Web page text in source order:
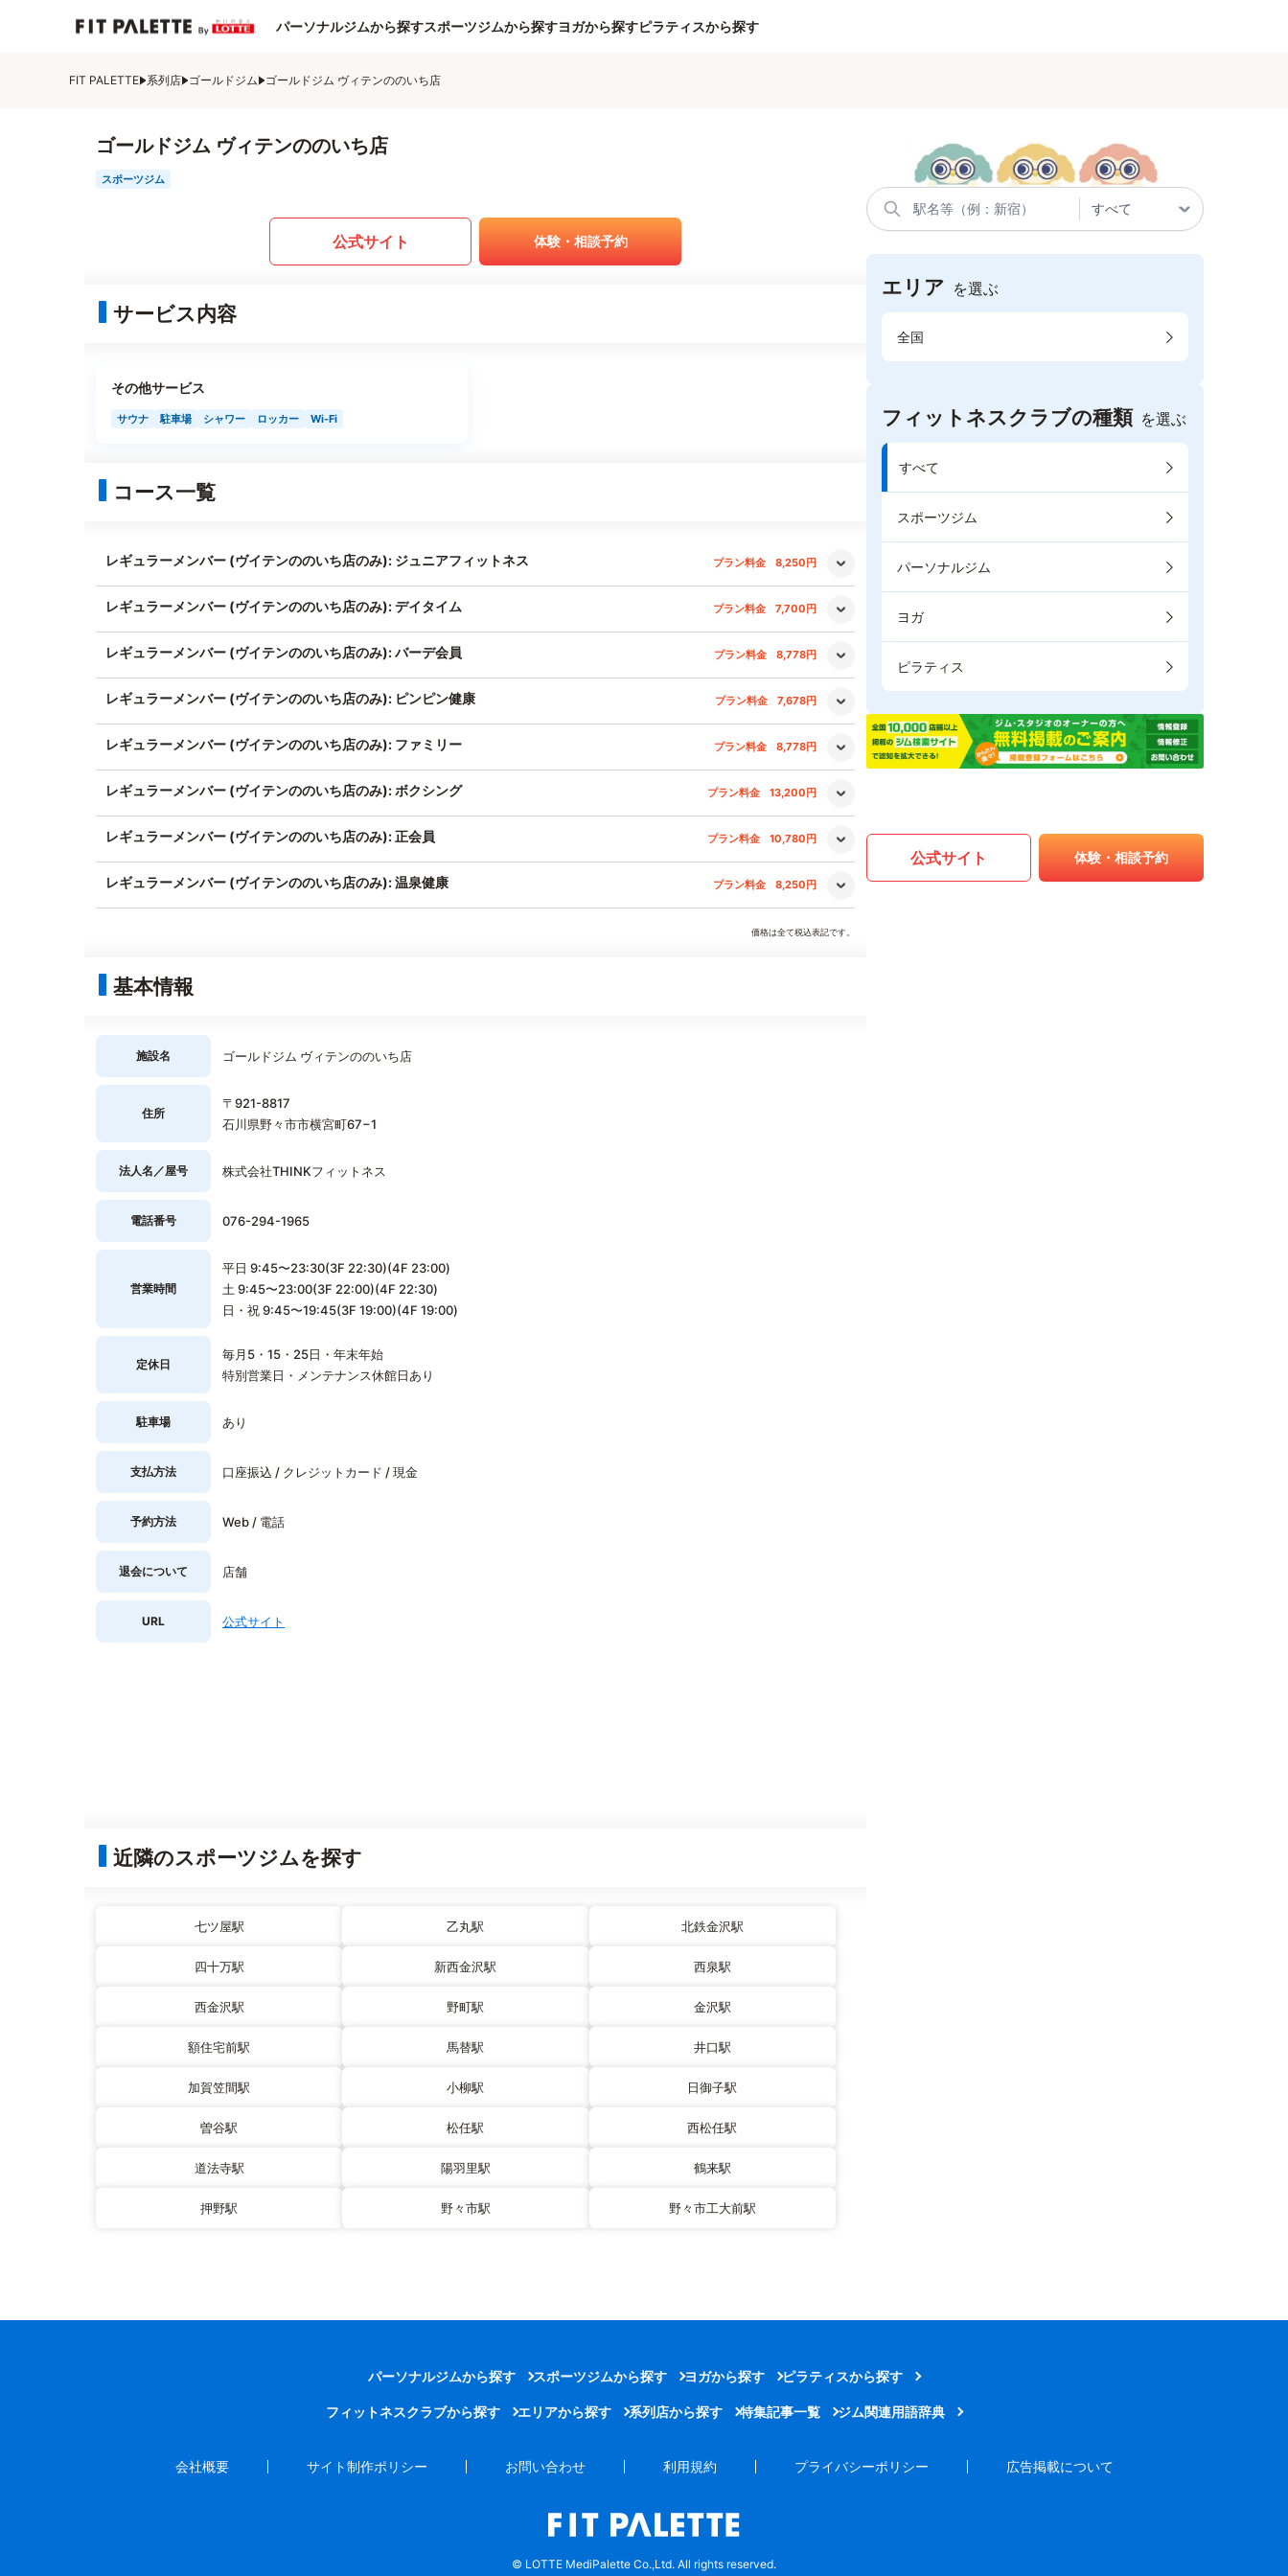
パーソナルジムから探すスポーツジムから探すヨガから探すピラティスから探す
FIT PALETTE 系列店 ゴールドジム ゴールドジム ヴィテンののいち店
ゴールドジム ヴィテンののいち店
スポーツジム
公式サイト 体験・相談予約
サービス内容
その他サービス
サウナ 駐車場 シャワー ロッカー Wi-Fi
コース一覧
レギュラーメンバー (ヴイテンののいち店のみ): ジュニアフィットネス プラン料金 8,250円
レギュラーメンバー (ヴイテンののいち店のみ): デイタイム プラン料金 7,700円
レギュラーメンバー (ヴイテンののいち店のみ): バーデ会員 プラン料金 8,778円
レギュラーメンバー (ヴイテンののいち店のみ): ピンピン健康 プラン料金 7,678円
レギュラーメンバー (ヴイテンののいち店のみ): ファミリー プラン料金 8,778円
レギュラーメンバー (ヴイテンののいち店のみ): ボクシング プラン料金 13,200円
レギュラーメンバー (ヴイテンののいち店のみ): 正会員 プラン料金 10,780円
レギュラーメンバー (ヴイテンののいち店のみ): 温泉健康 プラン料金 8,250円
価格は全て税込表記です。
基本情報
施設名 ゴールドジム ヴィテンののいち店
住所
〒921-8817
石川県野々市市横宮町67−1
法人名／屋号 株式会社THINKフィットネス
電話番号 076-294-1965
営業時間
平日 9:45〜23:30(3F 22:30)(4F 23:00)
土 9:45〜23:00(3F 22:00)(4F 22:30)
日・祝 9:45〜19:45(3F 19:00)(4F 19:00)
定休日
毎月5・15・25日・年末年始
特別営業日・メンテナンス休館日あり
駐車場 あり
支払方法 口座振込 / クレジットカード / 現金
予約方法 Web / 電話
退会について 店舗
URL 公式サイト
近隣のスポーツジムを探す
七ツ屋駅 乙丸駅 北鉄金沢駅
四十万駅 新西金沢駅 西泉駅
西金沢駅 野町駅 金沢駅
額住宅前駅 馬替駅 井口駅
加賀笠間駅 小柳駅 日御子駅
曽谷駅 松任駅 西松任駅
道法寺駅 陽羽里駅 鶴来駅
押野駅 野々市駅 野々市工大前駅
エリア を選ぶ
全国
フィットネスクラブの種類 を選ぶ
すべて
スポーツジム
パーソナルジム
ヨガ
ピラティス
公式サイト 体験・相談予約
パーソナルジムから探す スポーツジムから探す ヨガから探す ピラティスから探す
フィットネスクラブから探す エリアから探す 系列店から探す 特集記事一覧 ジム関連用語辞典
会社概要 サイト制作ポリシー お問い合わせ 利用規約 プライバシーポリシー 広告掲載について
© LOTTE MediPalette Co.,Ltd. All rights reserved.